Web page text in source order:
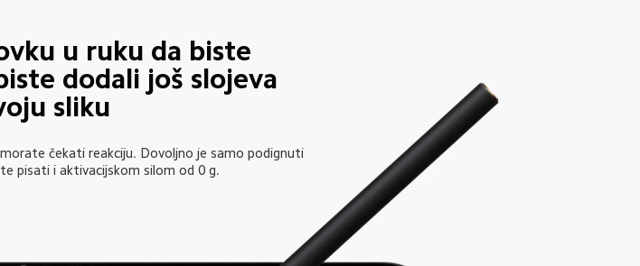
u ruku da biste
dodali još slojeva
sliku
čekati reakciju. Dovoljno je samo podignuti
pisati i aktivacijskom silom od 0 g.